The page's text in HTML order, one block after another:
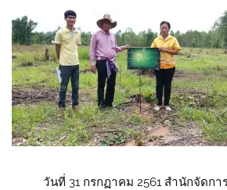
วันที่ 31 กรกฏาคม 2561 สำนักจัดการ